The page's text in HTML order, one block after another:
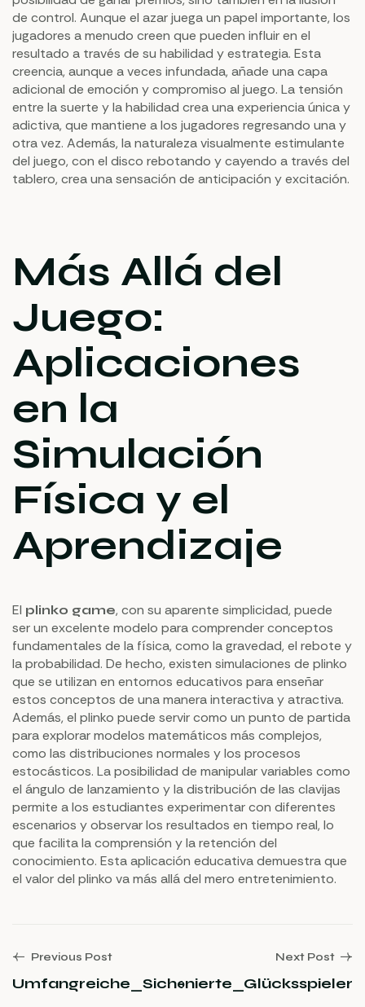
de control. Aunque el azar juega un papel importante, los
jugadores a menudo creen que pueden influir en el
resultado a través de su habilidad y estrategia. Esta
creencia, aunque a veces infundada, añade una capa
adicional de emoción y compromiso al juego. La tensión
entre la suerte y la habilidad crea una experiencia única y
adictiva, que mantiene a los jugadores regresando una y
otra vez. Además, la naturaleza visualmente estimulante
del juego, con el disco rebotando y cayendo a través del
tablero, crea una sensación de anticipación y excitación.
Más Allá del
Juego:
Aplicaciones
en la
Simulación
Física y el
Aprendizaje
El plinko game, con su aparente simplicidad, puede
ser un excelente modelo para comprender conceptos
fundamentales de la física, como la gravedad, el rebote y
la probabilidad. De hecho, existen simulaciones de plinko
que se utilizan en entornos educativos para enseñar
estos conceptos de una manera interactiva y atractiva.
Además, el plinko puede servir como un punto de partida
para explorar modelos matemáticos más complejos,
como las distribuciones normales y los procesos
estocásticos. La posibilidad de manipular variables como
el ángulo de lanzamiento y la distribución de las clavijas
permite a los estudiantes experimentar con diferentes
escenarios y observar los resultados en tiempo real, lo
que facilita la comprensión y la retención del
conocimiento. Esta aplicación educativa demuestra que
el valor del plinko va más allá del mero entretenimiento.
Previous Post Next Post